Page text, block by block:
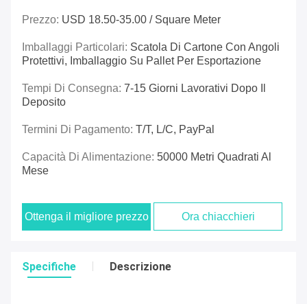
Prezzo: USD 18.50-35.00 / Square Meter
Imballaggi Particolari: Scatola Di Cartone Con Angoli
Protettivi, Imballaggio Su Pallet Per Esportazione
Tempi Di Consegna: 7-15 Giorni Lavorativi Dopo Il
Deposito
Termini Di Pagamento: T/T, L/C, PayPal
Capacità Di Alimentazione: 50000 Metri Quadrati Al
Mese
Ottenga il migliore prezzo Ora chiacchieri
Specifiche Descrizione